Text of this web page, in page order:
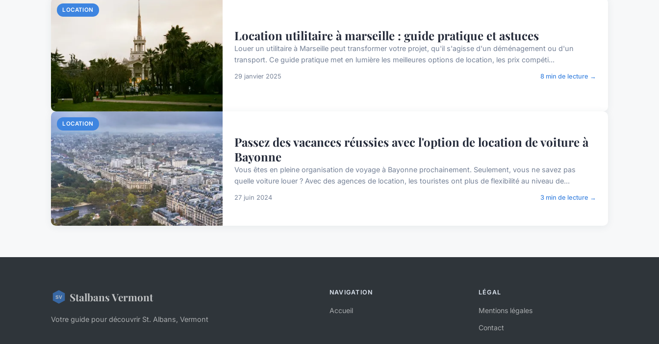
LOCATION
Location utilitaire à marseille : guide pratique et astuces
Louer un utilitaire à Marseille peut transformer votre projet, qu'il s'agisse d'un déménagement ou d'un
transport. Ce guide pratique met en lumière les meilleures options de location, les prix compéti...
29 janvier 2025 8 min de lecture →
LOCATION
Passez des vacances réussies avec l'option de location de voiture à
Bayonne
Vous êtes en pleine organisation de voyage à Bayonne prochainement. Seulement, vous ne savez pas
quelle voiture louer ? Avec des agences de location, les touristes ont plus de flexibilité au niveau de...
27 juin 2024 3 min de lecture →
Stalbans Vermont
Votre guide pour découvrir St. Albans, Vermont
NAVIGATION
Accueil
LÉGAL
Mentions légales
Contact